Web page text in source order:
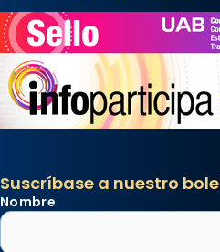
Suscríbase a nuestro
Nombre